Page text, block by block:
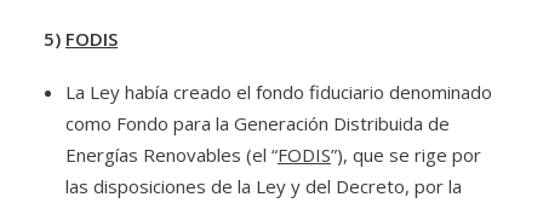
5) FODIS
La Ley había creado el fondo fiduciario denominado
como Fondo para la Generación Distribuida de
Energías Renovables (el “FODIS”), que se rige por
las disposiciones de la Ley y del Decreto, por la